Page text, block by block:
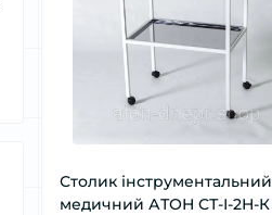
Столик інструментальний
медичний АТОН СТ-І-2Н-К